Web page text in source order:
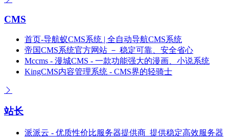
CMS
首页-导航蚁CMS系统 | 全自动导航CMS系统
帝国CMS系统官方网站 － 稳定可靠、安全省心
Mccms - 漫城CMS - 一款功能强大的漫画、小说系统
KingCMS内容管理系统 - CMS界的轻骑士
站长
派派云 - 优质性价比服务器提供商_提供稳定高效服务器